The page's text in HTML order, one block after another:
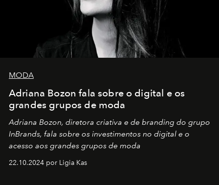
MODA
Adriana Bozon fala sobre o digital e os
grandes grupos de moda
Adriana Bozon, diretora criativa e de branding do grupo
InBrands, fala sobre os investimentos no digital e o
acesso aos grandes grupos de moda
22.10.2024 por Ligia Kas